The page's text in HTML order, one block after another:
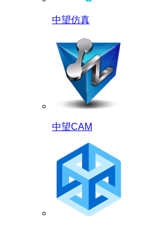
中望仿真
中望CAM